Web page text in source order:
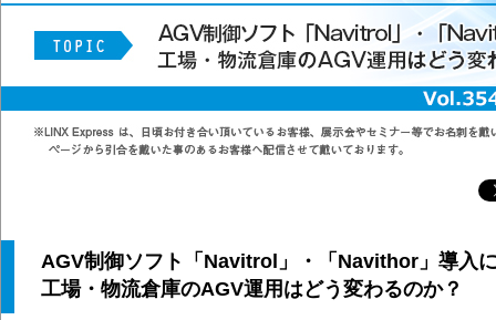
AGV制御ソフト「Navitrol」・「Navithor」導入
工場・物流倉庫のAGV運用はどう変わるのか？